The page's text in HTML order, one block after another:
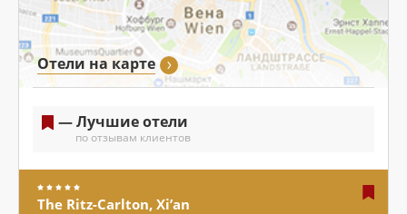
Отели на карте
— Лучшие отели
по отзывам клиентов
The Ritz-Carlton, Xi’an